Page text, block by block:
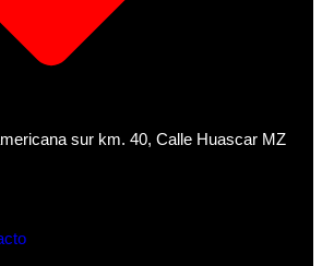
sur km. 40, Calle Huascar MZ